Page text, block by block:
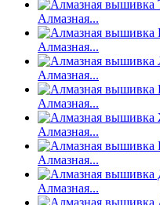
Алмазная...
Алмазная...
Алмазная...
Алмазная...
Алмазная...
Алмазная...
Алмазная...